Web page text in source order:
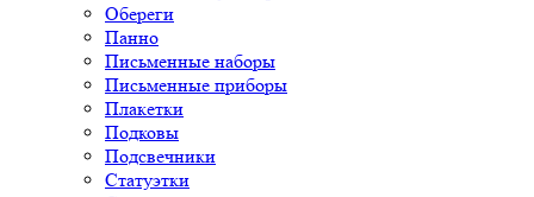
Обереги
Панно
Письменные наборы
Письменные приборы
Плакетки
Подковы
Подсвечники
Статуэтки